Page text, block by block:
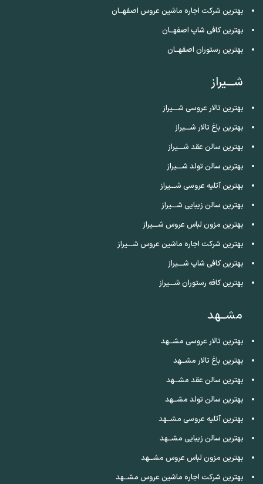
بهترین شرکت اجاره ماشین عروس اصفهــان
بهترین کافی شاپ اصفهــان
بهترین رستوران اصفهــان
شـــیراز
بهترین تالار عروسی شـــیراز
بهترین باغ تالار شـــیراز
بهترین سالن عقد شـــیراز
بهترین سالن تولد شـــیراز
بهترین آتلیه عروسی شـــیراز
بهترین سالن زیبایی شـــیراز
بهترین مزون لباس عروس شـــیراز
بهترین شرکت اجاره ماشین عروس شـــیراز
بهترین کافی شاپ شـــیراز
بهترین کافه رستوران شـــیراز
مشــهد
بهترین تالار عروسی مشــهد
بهترین باغ تالار مشــهد
بهترین سالن عقد مشــهد
بهترین سالن تولد مشــهد
بهترین آتلیه عروسی مشــهد
بهترین سالن زیبایی مشــهد
بهترین مزون لباس عروس مشــهد
بهترین شرکت اجاره ماشین عروس مشــهد